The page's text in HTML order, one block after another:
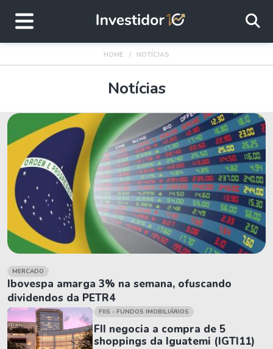
HOME NOTÍCIAS
Notícias
MERCADO
Ibovespa amarga 3% na semana, ofuscando
dividendos da PETR4
FIIS - FUNDOS IMOBILIÁRIOS
FII negocia a compra de 5
shoppings da Iguatemi (IGTI11)